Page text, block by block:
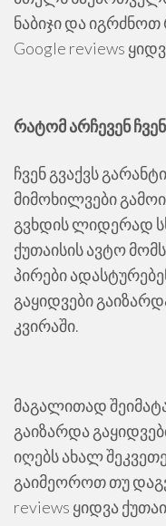
ნაბიჯი და
Google reviews
რატომ არჩევენ
ჩვენ გვაქვს
მიმოხილვები
გვხდის ლიდერად
ქუთაისის ავტო
პირები
გაყიდვები
კვირაში.
მაგალითად
გაიზარდა
იღებს ახალ
გაიმეოროთ თუ
reviews ყიდვა